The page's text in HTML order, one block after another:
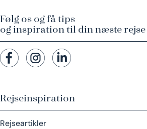
Rejseinspiration
Rejseartikler
Følg os og få tips
og inspiration til din næste rejse